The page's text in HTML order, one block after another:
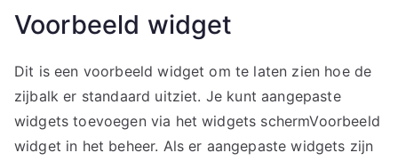
Voorbeeld widget
Dit is een voorbeeld widget om te laten zien hoe de
zijbalk er standaard uitziet. Je kunt aangepaste
widgets toevoegen via het widgets schermVoorbeeld
widget in het beheer. Als er aangepaste widgets zijn